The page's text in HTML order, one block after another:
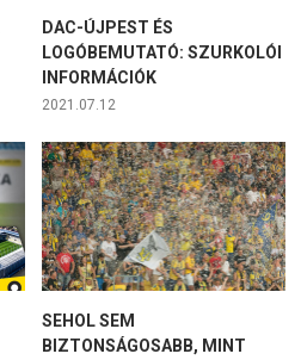
DAC-ÚJPEST ÉS
LOGÓBEMUTATÓ: SZURKOLÓI
INFORMÁCIÓK
2021.07.12
SEHOL SEM
BIZTONSÁGOSABB, MINT